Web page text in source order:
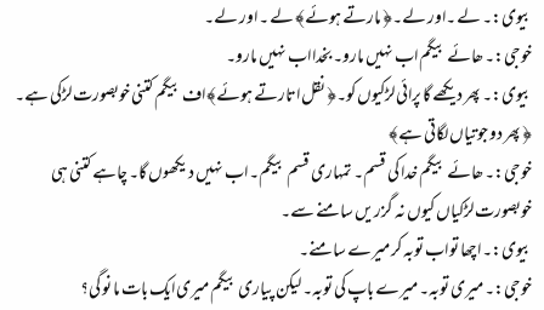
بیوی:۔ لے ۔اور لے۔﴿ مارتے ہوئے﴾ لے ۔ اور لے۔
خوجی:۔ ھائے بیگم اب نہیں مارو۔ بخدا اب نہیں مارو۔
بیوی:۔ پھر دیکھے گا پرائی لڑکیوں کو۔﴿ نقل اتارتے ہوئے﴾ اف بیگم کتنی خوبصورت لڑکی ہے۔
﴿ پھر دو جوتیاں لگاتی ہے﴾
خوجی:۔ ھائے بیگم خدا کی قسم۔ تمہاری قسم بیگم۔ اب نہیں دیکھوں گا۔ چاہے کتنی ہی
خوبصورت لڑکیاں کیوں نہ گزریں سامنے سے۔
بیوی:۔ اچھا تو اب توبہ کر میرے سامنے۔
خوجی:۔ میری توبہ۔ میرے باپ کی توبہ۔ لیکن پیاری بیگم میری ایک بات ما نو گی؟